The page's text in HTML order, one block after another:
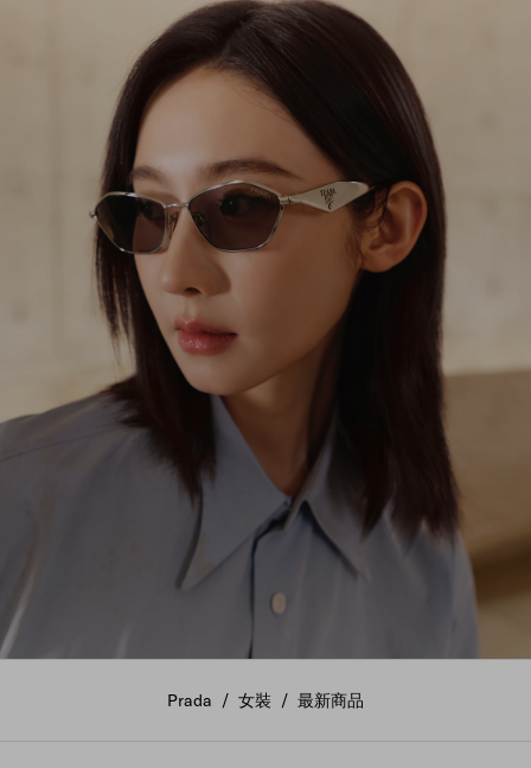
以Prada特別精選，共慶七夕佳節。
探索
Prada / 女裝 / 最新商品